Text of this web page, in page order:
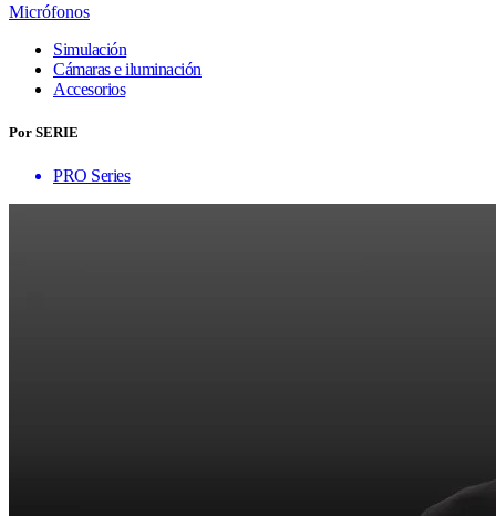
Micrófonos
Simulación
Cámaras e iluminación
Accesorios
Por SERIE
PRO Series